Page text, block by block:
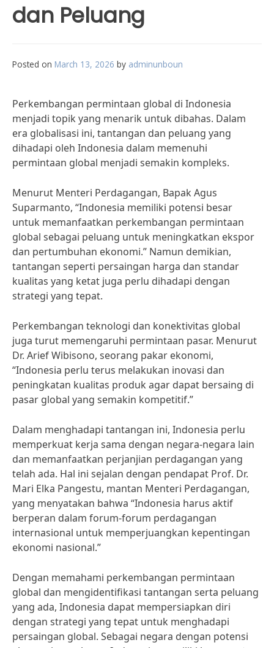
dan Peluang
Posted on March 13, 2026 by adminunboun
Perkembangan permintaan global di Indonesia
menjadi topik yang menarik untuk dibahas. Dalam
era globalisasi ini, tantangan dan peluang yang
dihadapi oleh Indonesia dalam memenuhi
permintaan global menjadi semakin kompleks.
Menurut Menteri Perdagangan, Bapak Agus
Suparmanto, “Indonesia memiliki potensi besar
untuk memanfaatkan perkembangan permintaan
global sebagai peluang untuk meningkatkan ekspor
dan pertumbuhan ekonomi.” Namun demikian,
tantangan seperti persaingan harga dan standar
kualitas yang ketat juga perlu dihadapi dengan
strategi yang tepat.
Perkembangan teknologi dan konektivitas global
juga turut memengaruhi permintaan pasar. Menurut
Dr. Arief Wibisono, seorang pakar ekonomi,
“Indonesia perlu terus melakukan inovasi dan
peningkatan kualitas produk agar dapat bersaing di
pasar global yang semakin kompetitif.”
Dalam menghadapi tantangan ini, Indonesia perlu
memperkuat kerja sama dengan negara-negara lain
dan memanfaatkan perjanjian perdagangan yang
telah ada. Hal ini sejalan dengan pendapat Prof. Dr.
Mari Elka Pangestu, mantan Menteri Perdagangan,
yang menyatakan bahwa “Indonesia harus aktif
berperan dalam forum-forum perdagangan
internasional untuk memperjuangkan kepentingan
ekonomi nasional.”
Dengan memahami perkembangan permintaan
global dan mengidentifikasi tantangan serta peluang
yang ada, Indonesia dapat mempersiapkan diri
dengan strategi yang tepat untuk menghadapi
persaingan global. Sebagai negara dengan potensi